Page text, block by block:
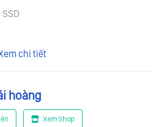
x 1080), IPS, narrow bezel, anti-
chi tiết
hoàng
Xem Shop